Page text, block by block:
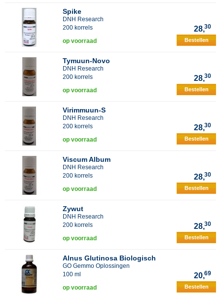
Spike
DNH Research
200 korrels
28,30
op voorraad Bestellen
Tymuun-Novo
DNH Research
200 korrels
28,30
op voorraad Bestellen
Virimmuun-S
DNH Research
200 korrels
28,30
op voorraad Bestellen
Viscum Album
DNH Research
200 korrels
28,30
op voorraad Bestellen
Zywut
DNH Research
200 korrels
28,30
op voorraad Bestellen
Alnus Glutinosa Biologisch
GO Gemmo Oplossingen
100 ml
20,69
op voorraad Bestellen